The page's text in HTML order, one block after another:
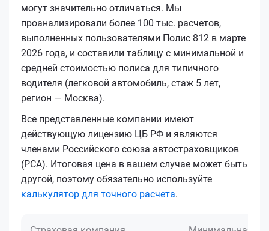
могут значительно отличаться. Мы
проанализировали более 100 тыс. расчетов,
выполненных пользователями Полис 812 в марте
2026 года, и составили таблицу с минимальной и
средней стоимостью полиса для типичного
водителя (легковой автомобиль, стаж 5 лет,
регион — Москва).
Все представленные компании имеют
действующую лицензию ЦБ РФ и являются
членами Российского союза автостраховщиков
(РСА). Итоговая цена в вашем случае может быть
другой, поэтому обязательно используйте
калькулятор для точного расчета.